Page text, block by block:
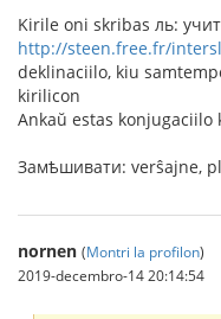
Kirile oni skribas ль:
http://steen.free.fr/
deklinaciilo, kiu
kirilicon
Ankaŭ estas
Замѣшивати: verŝajne,
nornen (Montri la profilon)
2019-decembro-14 20:14:54